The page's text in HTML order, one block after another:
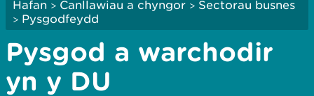
Hafan > Canllawiau a chyngor > Sectorau busnes
> Pysgodfeydd
Pysgod a warchodir
yn y DU